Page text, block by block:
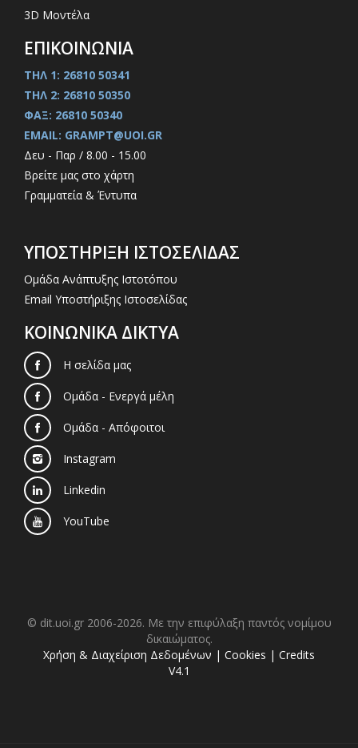
3D Μοντέλα
ΕΠΙΚΟΙΝΩΝΙΑ
ΤΗΛ 1: 26810 50341
ΤΗΛ 2: 26810 50350
ΦΑΞ: 26810 50340
EMAIL: GRAMPT@UOI.GR
Δευ - Παρ / 8.00 - 15.00
Βρείτε μας στο χάρτη
Γραμματεία & Έντυπα
ΥΠΟΣΤΗΡΙΞΗ ΙΣΤΟΣΕΛΙΔΑΣ
Ομάδα Ανάπτυξης Ιστοτόπου
Email Υποστήριξης Ιστοσελίδας
ΚΟΙΝΩΝΙΚΑ ΔΙΚΤΥΑ
Η σελίδα μας
Ομάδα - Ενεργά μέλη
Ομάδα - Απόφοιτοι
Instagram
Linkedin
YouTube
© dit.uoi.gr 2006-2026. Με την επιφύλαξη παντός νομίμου
δικαιώματος.
Χρήση & Διαχείριση Δεδομένων | Cookies | Credits
V4.1